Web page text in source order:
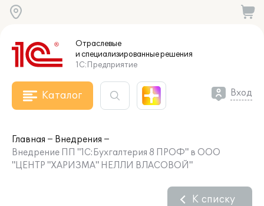
Отраслевые
и специализированныерешения
1С:Предприятие
Каталог Вход
Главная
Внедрения
Внедрение ПП "1С:Бухгалтерия 8 ПРОФ" в ООО
"ЦЕНТР "ХАРИЗМА" НЕЛЛИ ВЛАСОВОЙ"
К списку